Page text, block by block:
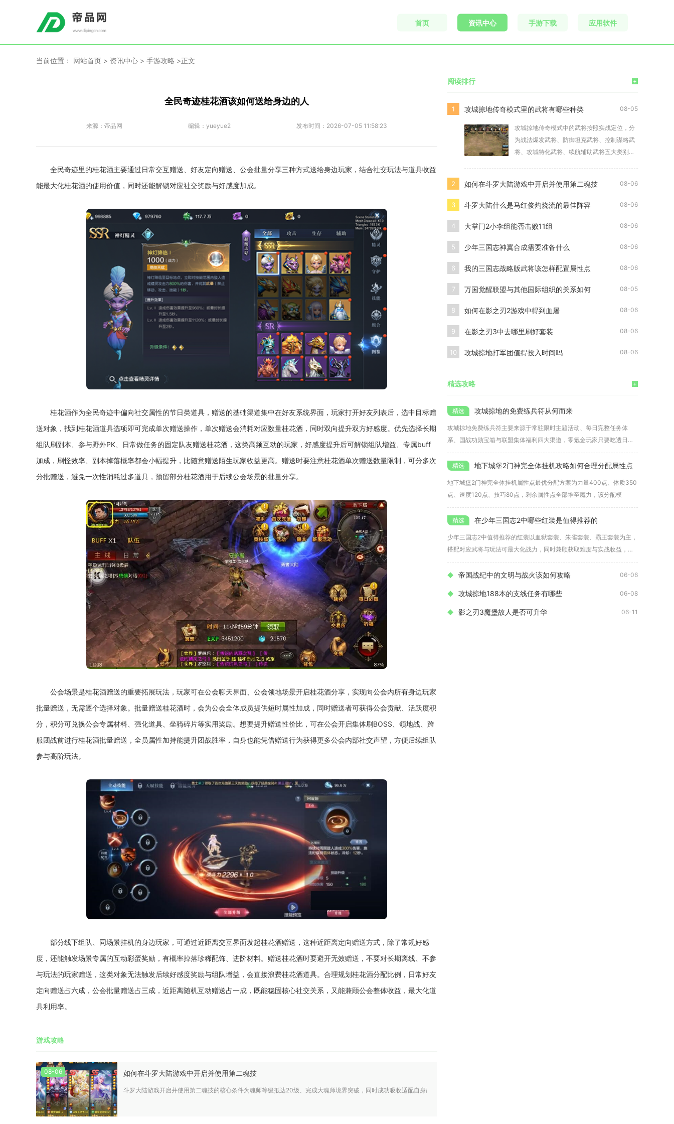
首页 资讯中心 手游下载 应用软件
当前位置： 网站首页 > 资讯中心 > 手游攻略 >正文
全民奇迹桂花酒该如何送给身边的人
来源： 帝品网 编辑： yueyue2 发布时间： 2026-07-05 11:58:23
全民奇迹里的桂花酒主要通过日常交互赠送、好友定向赠送、公会批量分享三种方式送给身边玩家，结合社交玩法与道具收益
能最大化桂花酒的使用价值，同时还能解锁对应社交奖励与好感度加成。
桂花酒作为全民奇迹中偏向社交属性的节日类道具，赠送的基础渠道集中在好友系统界面，玩家打开好友列表后，选中目标赠
送对象，找到桂花酒道具选项即可完成单次赠送操作，单次赠送会消耗对应数量桂花酒，同时双向提升双方好感度。优先选择长期
组队刷副本、参与野外PK、日常做任务的固定队友赠送桂花酒，这类高频互动的玩家，好感度提升后可解锁组队增益、专属buff
加成，刷怪效率、副本掉落概率都会小幅提升，比随意赠送陌生玩家收益更高。赠送时要注意桂花酒单次赠送数量限制，可分多次
分批赠送，避免一次性消耗过多道具，预留部分桂花酒用于后续公会场景的批量分享。
公会场景是桂花酒赠送的重要拓展玩法，玩家可在公会聊天界面、公会领地场景开启桂花酒分享，实现向公会内所有身边玩家
批量赠送，无需逐个选择对象。批量赠送桂花酒时，会为公会全体成员提供短时属性加成，同时赠送者可获得公会贡献、活跃度积
分，积分可兑换公会专属材料、强化道具、坐骑碎片等实用奖励。想要提升赠送性价比，可在公会开启集体刷BOSS、领地战、跨
服团战前进行桂花酒批量赠送，全员属性加持能提升团战胜率，自身也能凭借赠送行为获得更多公会内部社交声望，方便后续组队
参与高阶玩法。
部分线下组队、同场景挂机的身边玩家，可通过近距离交互界面发起桂花酒赠送，这种近距离定向赠送方式，除了常规好感
度，还能触发场景专属的互动彩蛋奖励，有概率掉落珍稀配饰、进阶材料。赠送桂花酒时要避开无效赠送，不要对长期离线、不参
与玩法的玩家赠送，这类对象无法触发后续好感度奖励与组队增益，会直接浪费桂花酒道具。合理规划桂花酒分配比例，日常好友
定向赠送占六成，公会批量赠送占三成，近距离随机互动赠送占一成，既能稳固核心社交关系，又能兼顾公会整体收益，最大化道
具利用率。
游戏攻略
08-06 如何在斗罗大陆游戏中开启并使用第二魂技
斗罗大陆游戏开启并使用第二魂技的核心条件为魂师等级抵达20级、完成大魂师境界突破，同时成功吸收适配自身武魂的第二魂环，完成魂环装配与魂力调试后，即可在对战场景自由释放第二魂技。想要完
阅读排行 +
1 攻城掠地传奇模式里的武将有哪些种类 08-05
攻城掠地传奇模式中的武将按照实战定位，分
为战法爆发武将、防御坦克武将、控制谋略武
将、攻城特化武将、续航辅助武将五大类别，
2 如何在斗罗大陆游戏中开启并使用第二魂技 08-06
3 斗罗大陆什么是马红俊灼烧流的最佳阵容 08-06
4 大掌门2小李组能否击败11组 08-06
5 少年三国志神翼合成需要准备什么 08-06
6 我的三国志战略版武将该怎样配置属性点 08-06
7 万国觉醒联盟与其他国际组织的关系如何 08-05
8 如何在影之刃2游戏中得到血屠 08-06
9 在影之刃3中去哪里刷好套装 08-06
10 攻城掠地打军团值得投入时间吗 08-06
精选攻略 +
攻城掠地的免费练兵符从何而来
攻城掠地免费练兵符主要来源于常驻限时主题活动、每日完整任务体
系、国战功勋宝箱与联盟集体福利四大渠道，零氪金玩家只要吃透日常
玩法节奏
地下城堡2门神完全体挂机攻略如何合理分配属性点
地下城堡2门神完全体挂机属性点最优分配方案为力量400点、体质350
点、速度120点、技巧80点，剩余属性点全部堆至魔力，该分配模
在少年三国志2中哪些红装是值得推荐的
少年三国志2中值得推荐的红装以血狱套装、朱雀套装、霸王套装为主，
搭配对应武将与玩法可最大化战力，同时兼顾获取难度与实战收益，是
核心
帝国战纪中的文明与战火该如何攻略 06-06
攻城掠地188本的支线任务有哪些 06-08
影之刃3魔堡故人是否可升华 06-11